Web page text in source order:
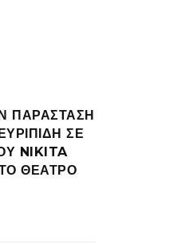
ΠΑΡΑΣΤΑΣΗ
ΣΕ
NIKITA
ΘΕΑΤΡΟ